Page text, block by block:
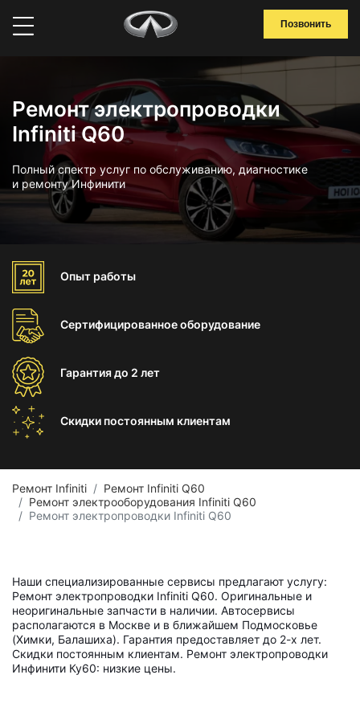
Позвонить
Ремонт электропроводки
Infiniti Q60
Полный спектр услуг по обслуживанию, диагностике
и ремонту Инфинити
Опыт работы
Сертифицированноеоборудование
Гарантиядо 2 лет
Скидки постоянным клиентам
Ремонт Infiniti
Ремонт Infiniti Q60
Ремонт электрооборудования Infiniti Q60
Ремонт электропроводки Infiniti Q60
Наши специализированные сервисы предлагают услугу:
Ремонт электропроводки Infiniti Q60. Оригинальные и
неоригинальные запчасти в наличии. Автосервисы
располагаются в Москве и в ближайшем Подмосковье
(Химки, Балашиха). Гарантия предоставляет до 2-х лет.
Скидки постоянным клиентам. Ремонт электропроводки
Инфинити Ку60: низкие цены.